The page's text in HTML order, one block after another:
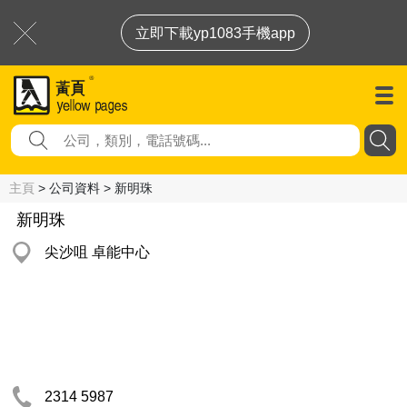
立即下載yp1083手機app
主頁 > 公司資料 > 新明珠
新明珠
尖沙咀 卓能中心
2314 5987